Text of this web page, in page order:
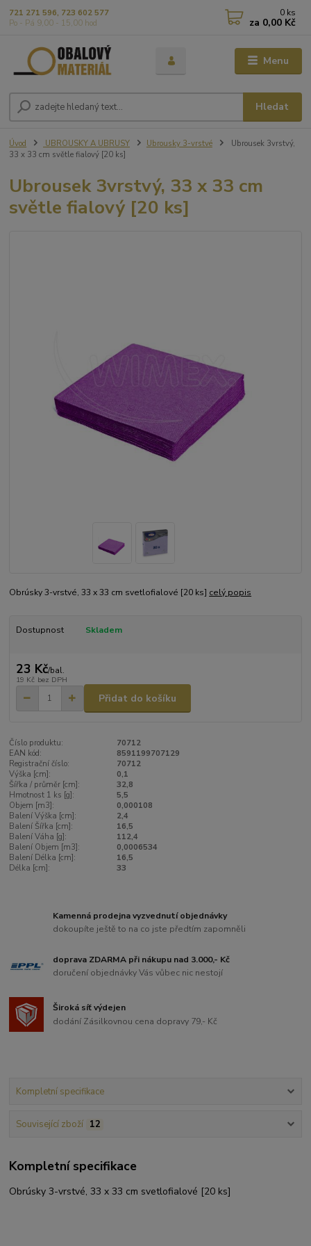
Menu
Hledat
721 271 596, 723 602 577
Po - Pá 9,00 - 15,00 hod
0 ks
za 0,00 Kč
Úvod UBROUSKY A UBRUSY Ubrousky 3-vrstvé
Ubrousek 3vrstvý,
33 x 33 cm světle fialový [20 ks]
Ubrousek 3vrstvý, 33 x 33 cm
světle fialový [20 ks]
Obrúsky 3-vrstvé, 33 x 33 cm svetlofialové [20 ks] celý popis
Dostupnost Skladem
23 Kč/bal.
19 Kč bez DPH
Přidat do košíku
Číslo produktu:
70712
EAN kód:
8591199707129
Registrační číslo:
70712
Výška [cm]:
0,1
Šířka / průměr [cm]:
32,8
Hmotnost 1 ks [g]:
5,5
Objem [m3]:
0,000108
Balení Výška [cm]:
2,4
Balení Šířka [cm]:
16,5
Balení Váha [g]:
112,4
Balení Objem [m3]:
0,0006534
Balení Délka [cm]:
16,5
Délka [cm]:
33
Kamenná prodejna vyzvednutí objednávky
dokoupíte ještě to na co jste předtím zapomněli
doprava ZDARMA při nákupu nad 3.000,- Kč
doručení objednávky Vás vůbec nic nestojí
Široká síť výdejen
dodání Zásilkovnou cena dopravy 79,- Kč
Kompletní specifikace
Související zboží 12
Kompletní specifikace
Obrúsky 3-vrstvé, 33 x 33 cm svetlofialové [20 ks]